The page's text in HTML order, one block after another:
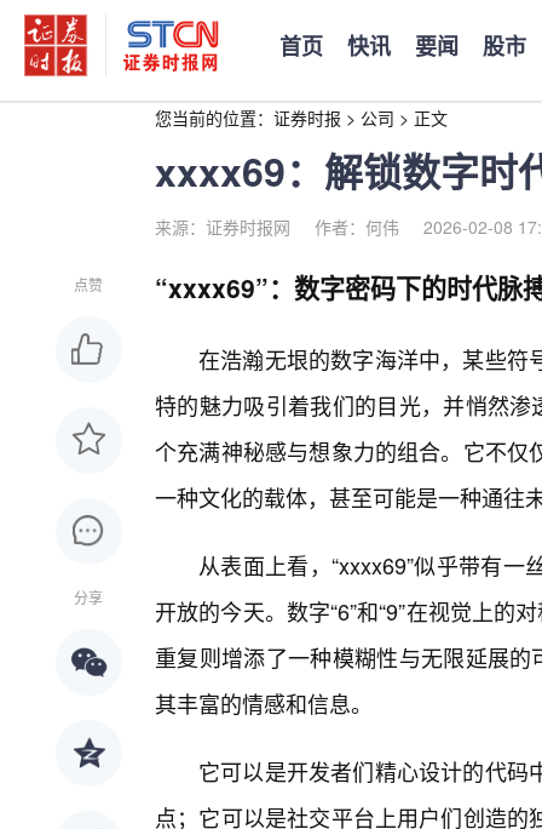
首页 快讯 要闻 股市
您当前的位置： 证券时报 > 公司 > 正文
xxxx69：解锁数字时
来源：证券时报网 作者：何伟 2026-02-08
点赞
分享
“xxxx69”：数字密码下的时代脉
在浩瀚无垠的数字海洋中，某些符
特的魅力吸引着我们的目光，并悄然渗
个充满神秘感与想象力的组合。它不
一种文化的载体，甚至可能是一种通往
从表面上看，“xxxx69”似乎带有
开放的今天。数字“6”和“9”在视觉上的
重复则增添了一种模糊性与无限延展的
其丰富的情感和信息。
它可以是开发者们精心设计的代
点；它可以是社交平台上用户们创造